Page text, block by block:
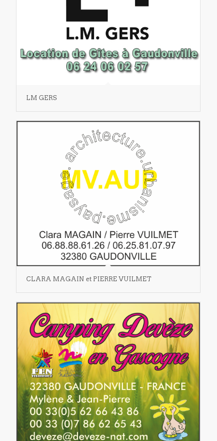
LM GERS
CLARA MAGAIN et PIERRE VUILMET